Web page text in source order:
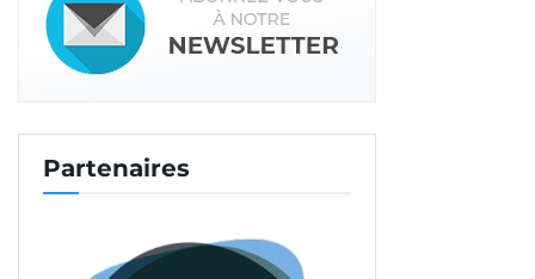
Partenaires